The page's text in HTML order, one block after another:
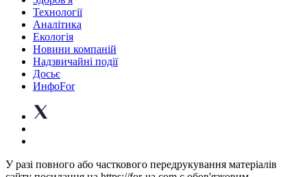
Технології
Аналітика
Екологія
Новини компаній
Надзвичайні події
Досьє
ИнфоFor
У разі повного або часткового передрукування матеріалів